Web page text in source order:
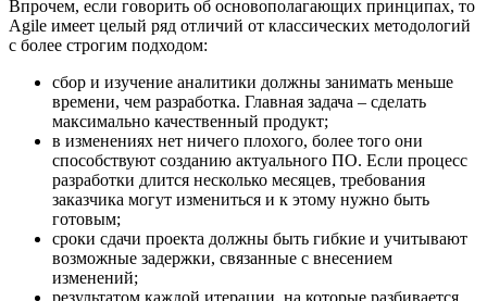
Впрочем, если говорить об основополагающих принципах, то
Agile имеет целый ряд отличий от классических методологий
с более строгим подходом:
сбор и изучение аналитики должны занимать меньше
времени, чем разработка. Главная задача – сделать
максимально качественный продукт;
в изменениях нет ничего плохого, более того они
способствуют созданию актуального ПО. Если процесс
разработки длится несколько месяцев, требования
заказчика могут измениться и к этому нужно быть
готовым;
сроки сдачи проекта должны быть гибкие и учитывают
возможные задержки, связанные с внесением
изменений;